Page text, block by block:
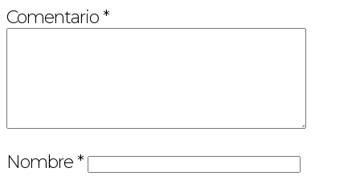
Comentario*
Nombre*